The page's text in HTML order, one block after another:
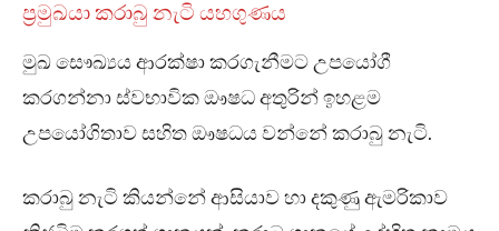
ප්‍රමුඛයා කරාබු නැටි යහගුණය
මුඛ සෞඛ්‍යය ආරක්ෂා කරගැනීමට උපයෝගී
කරගන්නා ස්වභාවික ඖෂධ අතුරින් ඉහළම
උපයෝගිතාව සහිත ඖෂධය වන්නේ කරාබු නැටි.
කරාබු නැටි කියන්නේ ආසියාව හා දකුණු ඇමරිකාව